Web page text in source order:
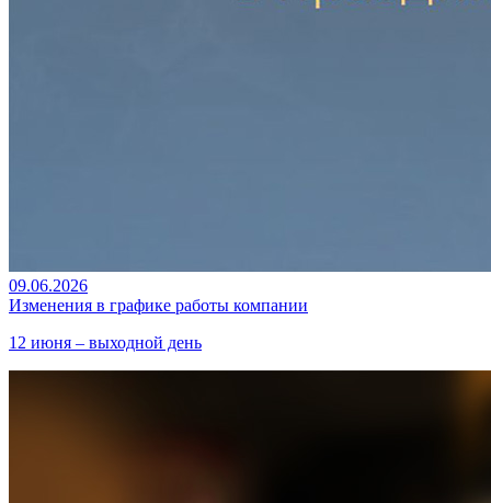
09.06.2026
Изменения в графике работы компании
12 июня – выходной день